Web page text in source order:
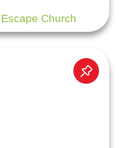
Church